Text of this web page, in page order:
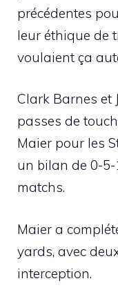
précédentes
leur éthique de
voulaient ça
Clark Barnes et
passes de
Maier pour les
un bilan de 0-
matchs.
Maier a
yards, avec
interception.